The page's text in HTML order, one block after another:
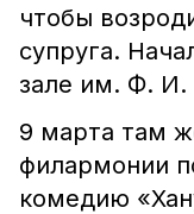
чтобы
супруга.
зале им. Ф. И.
9 марта там
филармонии
комедию